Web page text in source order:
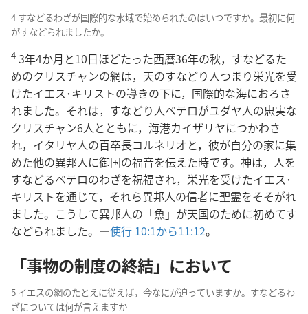
4 すなどるわざが国際的な水域で始められたのはいつですか。最初に何
がすなどられましたか。
4 3年4か月と10日ほどたった西暦36年の秋，すなどるた
めのクリスチャンの網は，天のすなどり人つまり栄光を受
けたイエス･キリストの導きの下に，国際的な海におろさ
れました。それは，すなどり人ペテロがユダヤ人の忠実な
クリスチャン6人とともに，海港カイザリヤにつかわさ
れ，イタリヤ人の百卒長コルネリオと，彼が自分の家に集
めた他の異邦人に御国の福音を伝えた時です。神は，人を
すなどるペテロのわざを祝福され，栄光を受けたイエス･
キリストを通じて，それら異邦人の信者に聖霊をそそがれ
ました。こうして異邦人の「魚」が天国のために初めてす
などられました。―使行 10:1から11:12。
「事物の制度の終結」において
5 イエスの網のたとえに従えば，今なにが迫っていますか。すなどるわ
ざについては何が言えますか